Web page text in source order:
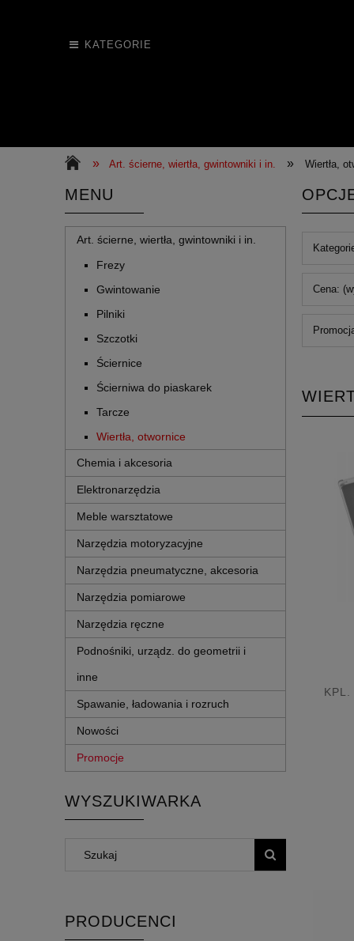
KATEGORIE
» Art. ścierne, wiertła, gwintowniki i in. » Wiertła,
MENU
Art. ścierne, wiertła, gwintowniki i in.
Frezy
Gwintowanie
Pilniki
Szczotki
Ściernice
Ścierniwa do piaskarek
Tarcze
Wiertła, otwornice
Chemia i akcesoria
Elektronarzędzia
Meble warsztatowe
Narzędzia motoryzacyjne
Narzędzia pneumatyczne, akcesoria
Narzędzia pomiarowe
Narzędzia ręczne
Podnośniki, urządz. do geometrii i
inne
Spawanie, ładowania i rozruch
Nowości
Promocje
WYSZUKIWARKA
PRODUCENCI
Cena:
KPL.